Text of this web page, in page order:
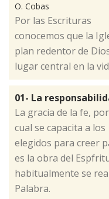
O. Cobas
​Por las Escrituras
conocemos que la
plan redentor de
lugar central en la
01- La
​La gracia de la fe,
cual se capacita a los
elegidos para creer
es la obra del
habitualmente se
Palabra.